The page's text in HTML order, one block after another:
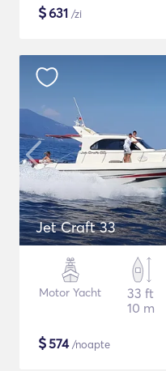
$631 /zi
Jet Craft 33
Motor Yacht
33 ft
10 m
$574/noapte